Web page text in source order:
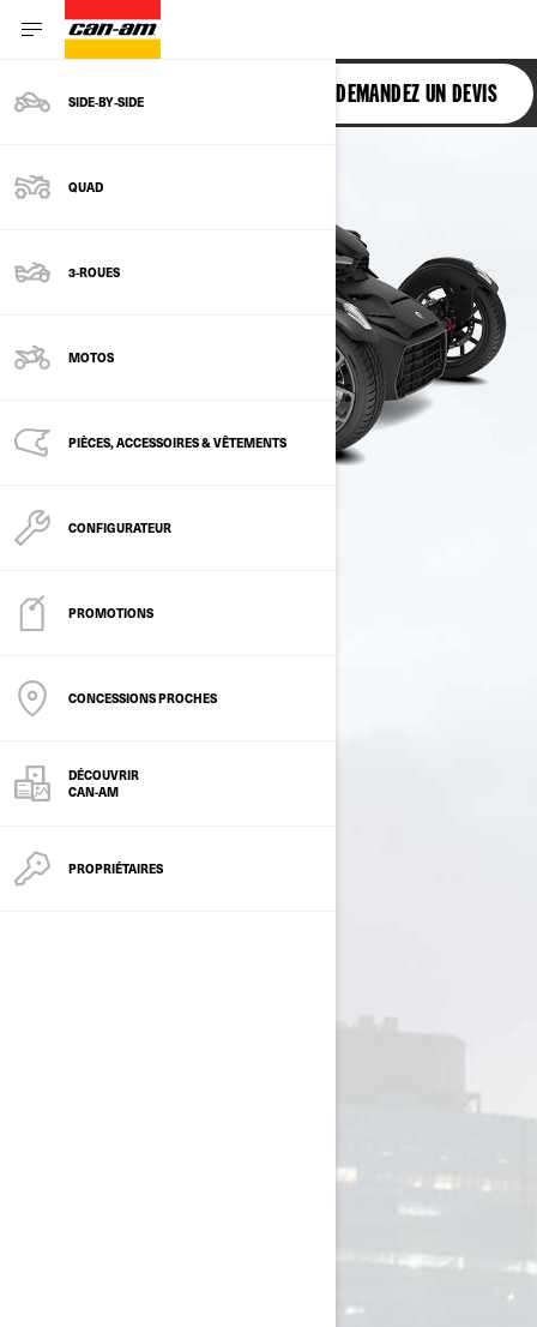
SIDE‑BY‑SIDE
QUAD
3-ROUES
MOTOS
PIÈCES, ACCESSOIRES & VÊTEMENTS
CONFIGURATEUR
PROMOTIONS
CONCESSIONS PROCHES
DÉCOUVRIR
CAN-AM
PROPRIÉTAIRES
RYKER DEMANDEZ UN DEVIS